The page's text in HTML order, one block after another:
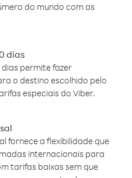
do mundo com as
dias
permite fazer
o destino escolhido pelo
especiais do Viber.
fornece a flexibilidade que
internacionais para
tarifas baixas sem que